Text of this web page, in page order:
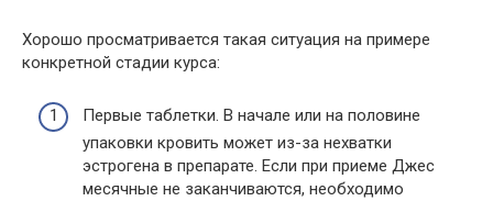
Хорошо просматривается такая ситуация на примере
конкретной стадии курса:
Первые таблетки. В начале или на половине
упаковки кровить может из-за нехватки
эстрогена в препарате. Если при приеме Джес
месячные не заканчиваются, необходимо